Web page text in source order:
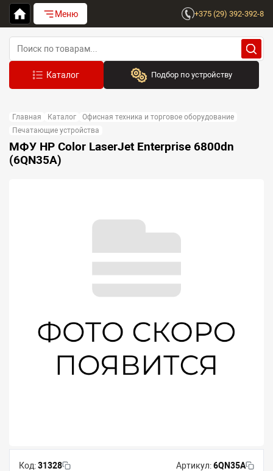
Меню +375 (29) 392-392-8
Подбор по устройству
Выберите бренд
Устройство:
Главная Каталог
Офисная техника и торговое оборудование
Печатающие устройства
МФУ HP Color LaserJet Enterprise 6800dn
(6QN35A)
Код:31328 Артикул:6QN35A